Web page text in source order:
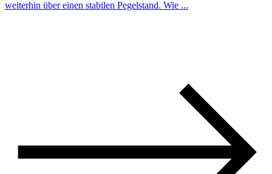
weiterhin über einen stabilen Pegelstand. Wie ...